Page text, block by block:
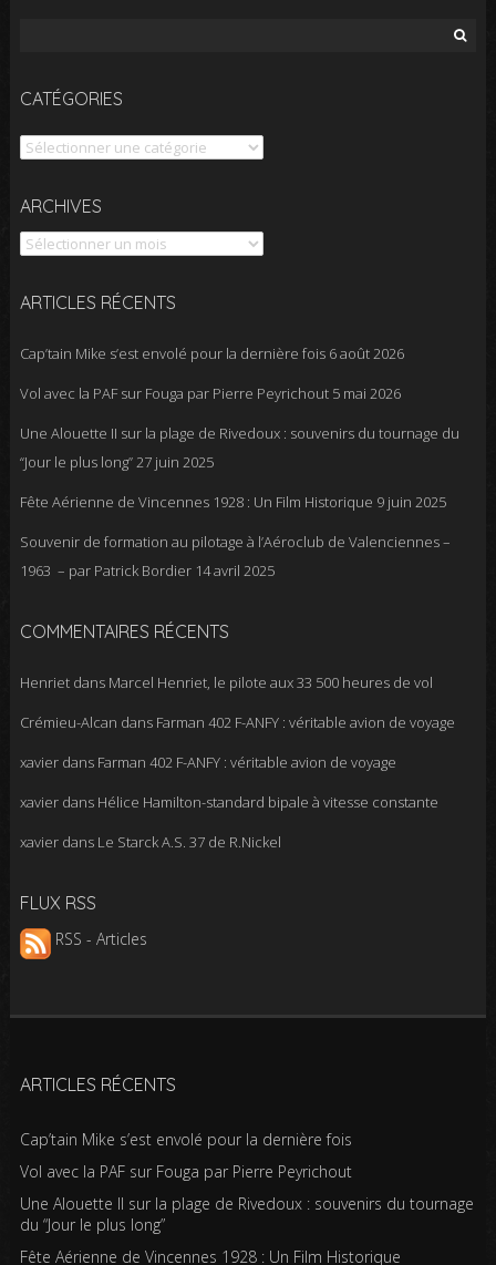
CATÉGORIES
Catégories
ARCHIVES
Archives
ARTICLES RÉCENTS
Cap’tain Mike s’est envolé pour la dernière fois 6 août 2026
Vol avec la PAF sur Fouga par Pierre Peyrichout 5 mai 2026
Une Alouette II sur la plage de Rivedoux : souvenirs du tournage du
“Jour le plus long”27 juin 2025
Fête Aérienne de Vincennes 1928 : Un Film Historique 9 juin 2025
Souvenir de formation au pilotage à l’Aéroclub de Valenciennes –
1963 – par Patrick Bordier 14 avril 2025
COMMENTAIRES RÉCENTS
Henrietdans Marcel Henriet, le pilote aux 33 500 heures de vol
Crémieu-Alcan dans Farman 402 F-ANFY : véritable avion de voyage
xavierdans Farman 402 F-ANFY : véritable avion de voyage
xavierdans Hélice Hamilton-standard bipale à vitesse constante
xavierdans Le Starck A.S. 37 de R.Nickel
FLUX RSS
RSS - Articles
ARTICLES RÉCENTS
Cap’tain Mike s’est envolé pour la dernière fois
Vol avec la PAF sur Fouga par Pierre Peyrichout
Une Alouette II sur la plage de Rivedoux : souvenirs du tournage
du “Jour le plus long”
Fête Aérienne de Vincennes 1928 : Un Film Historique